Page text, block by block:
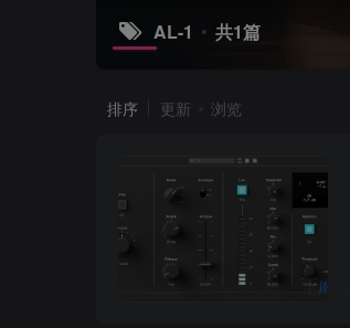
AL-1 共1篇
排序 更新 浏览